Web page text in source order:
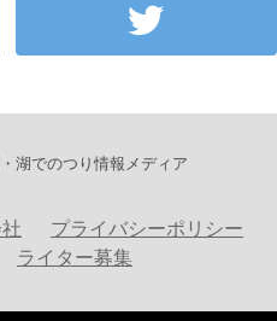
湖でのつり情報メディア
プライバシーポリシー
ライター募集